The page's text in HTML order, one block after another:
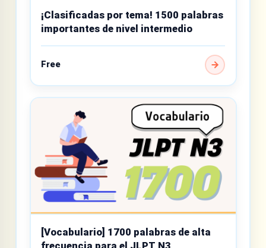
¡Clasificadas por tema! 1500 palabras
importantes de nivel intermedio
Free
[Vocabulario] 1700 palabras de alta
frecuencia para el JLPT N3